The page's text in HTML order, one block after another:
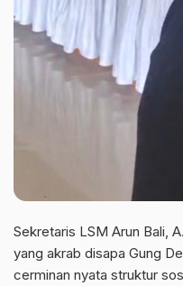
Sekretaris LSM Arun Bali,
yang akrab disapa Gung
cerminan nyata struktur